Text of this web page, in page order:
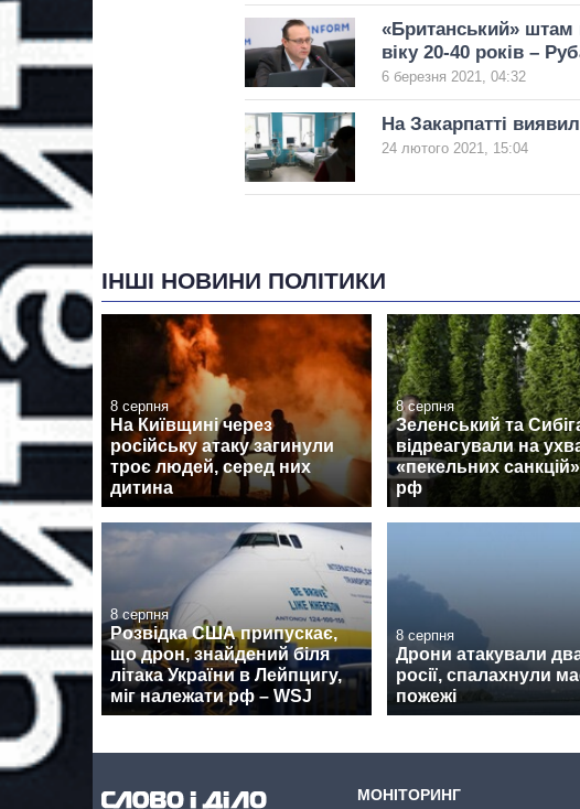
«Британський» штам
віку 20-40 років –
6 березня 2021, 04:32
На Закарпатті
24 лютого 2021, 15:04
ІНШІ НОВИНИ ПОЛІТИКИ
8 серпня
На Київщині через
російську атаку загинули
троє людей, серед них
дитина
8 серпня
Зеленський та
відреагували на
«пекельних
рф
8 серпня
Розвідка США припускає,
що дрон, знайдений біля
літака України в Лейпцигу,
міг належати рф – WSJ
8 серпня
Дрони атакували
росії, спалахнули
пожежі
МОНІТОРИНГ